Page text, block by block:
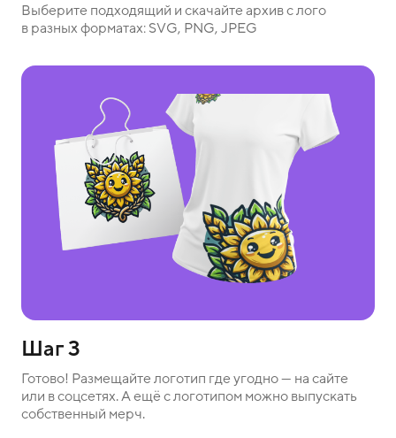
Выберите подходящий и скачайте архив с лого
в разных форматах: SVG, PNG, JPEG
Шаг 3
Готово! Размещайте логотип где угодно — на сайте
или в соцсетях. А ещё с логотипом можно выпускать
собственный мерч.